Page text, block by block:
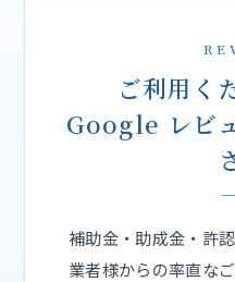
ご利用く
Google レビ
補助金・助成金・許
業者様からの率直な